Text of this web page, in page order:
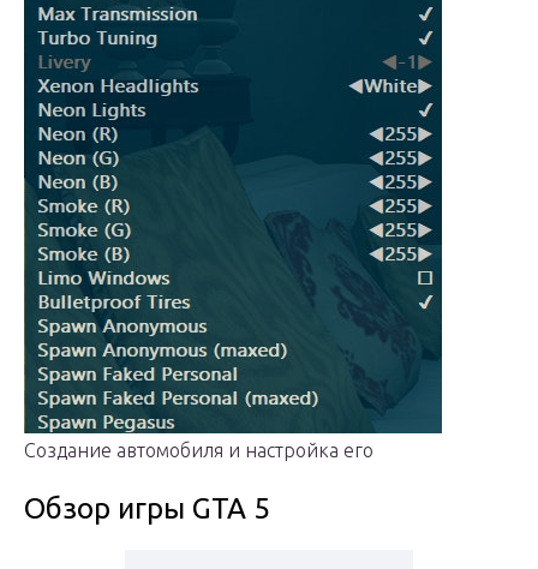
Создание автомобиля и настройка его
Обзор игры GTA 5